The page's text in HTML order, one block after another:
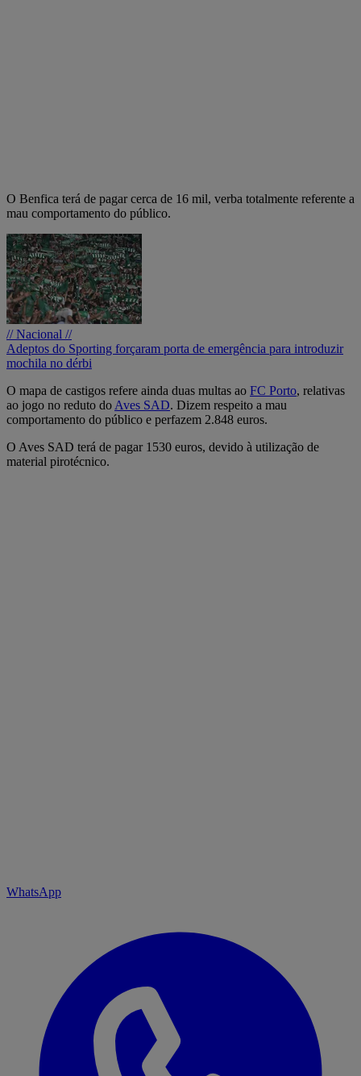
O Benfica terá de pagar cerca de 16 mil, verba totalmente referente a
mau comportamento do público.
// Nacional //
Adeptos do Sporting forçaram porta de emergência para introduzir
mochila no dérbi
O mapa de castigos refere ainda duas multas ao FC Porto, relativas
ao jogo no reduto do Aves SAD. Dizem respeito a mau
comportamento do público e perfazem 2.848 euros.
O Aves SAD terá de pagar 1530 euros, devido à utilização de
material pirotécnico.
WhatsApp